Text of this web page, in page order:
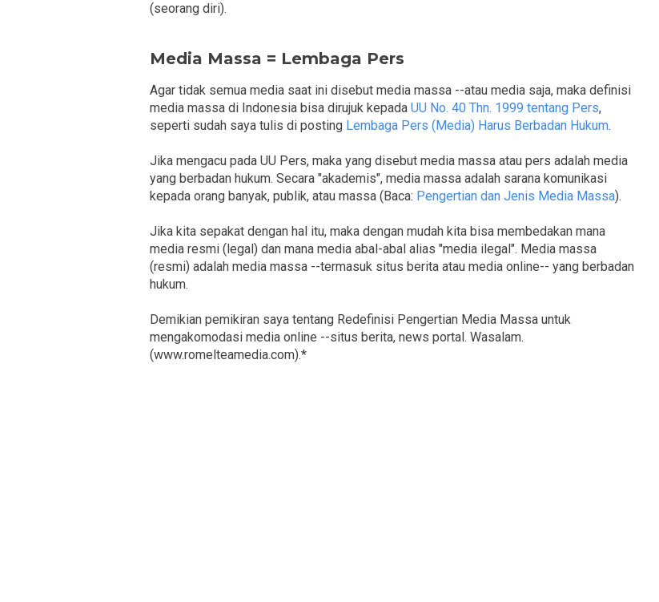
(seorang diri).
Media Massa = Lembaga Pers
Agar tidak semua media saat ini disebut media massa --atau media saja, maka definisi
media massa di Indonesia bisa dirujuk kepada UU No. 40 Thn. 1999 tentang Pers,
seperti sudah saya tulis di posting Lembaga Pers (Media) Harus Berbadan Hukum.
Jika mengacu pada UU Pers, maka yang disebut media massa atau pers adalah media
yang berbadan hukum. Secara "akademis", media massa adalah sarana komunikasi
kepada orang banyak, publik, atau massa (Baca: Pengertian dan Jenis Media Massa).
Jika kita sepakat dengan hal itu, maka dengan mudah kita bisa membedakan mana
media resmi (legal) dan mana media abal-abal alias "media ilegal". Media massa
(resmi) adalah media massa --termasuk situs berita atau media online-- yang berbadan
hukum.
Demikian pemikiran saya tentang Redefinisi Pengertian Media Massa untuk
mengakomodasi media online --situs berita, news portal. Wasalam.
(www.romelteamedia.com).*